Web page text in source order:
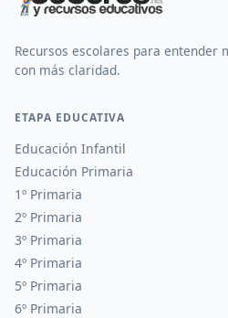
Recursos escolares para entender
con más claridad.
ETAPA EDUCATIVA
Educación Infantil
Educación Primaria
1º Primaria
2º Primaria
3º Primaria
4º Primaria
5º Primaria
6º Primaria